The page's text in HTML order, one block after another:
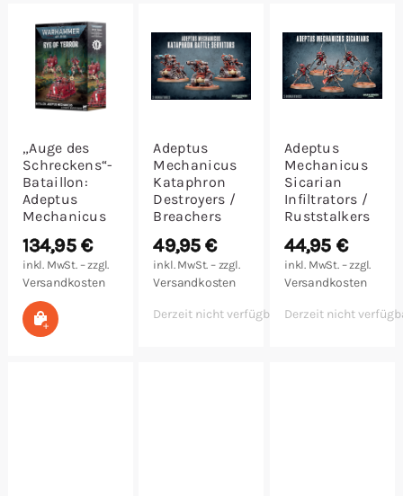
Malen/Modellbau
Rollenspiele
Spielzubehör
Tabletop
Würfel
„Auge des
Schreckens“-
Bataillon:
Adeptus
Mechanicus
134,95 €
inkl. MwSt. – zzgl.
Versandkosten
In den Warenkorb
Adeptus
Mechanicus
Kataphron
Destroyers /
Breachers
49,95€
inkl. MwSt. – zzgl.
Versandkosten
Derzeit nicht verfügbar
Adeptus
Mechanicus
Sicarian
Infiltrators /
Ruststalkers
44,95 €
inkl. MwSt. – zzgl.
Versandkosten
Derzeit nicht